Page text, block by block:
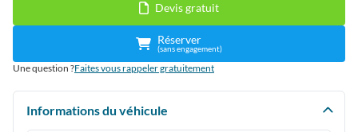
Devis gratuit
Réserver
(sans engagement)
Une question ?Faites vous rappeler gratuitement
Informations du véhicule